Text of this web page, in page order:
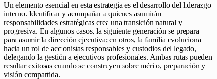
Un elemento esencial en esta estrategia es el desarrollo del liderazgo
interno. Identificar y acompañar a quienes asumirán
responsabilidades estratégicas crea una transición natural y
progresiva. En algunos casos, la siguiente generación se prepara
para asumir la dirección ejecutiva; en otros, la familia evoluciona
hacia un rol de accionistas responsables y custodios del legado,
delegando la gestión a ejecutivos profesionales. Ambas rutas pueden
resultar exitosas cuando se construyen sobre mérito, preparación y
visión compartida.